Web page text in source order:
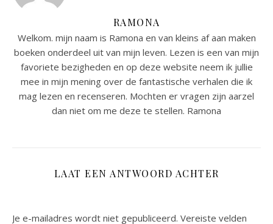
RAMONA
Welkom. mijn naam is Ramona en van kleins af aan maken
boeken onderdeel uit van mijn leven. Lezen is een van mijn
favoriete bezigheden en op deze website neem ik jullie
mee in mijn mening over de fantastische verhalen die ik
mag lezen en recenseren. Mochten er vragen zijn aarzel
dan niet om me deze te stellen. Ramona
LAAT EEN ANTWOORD ACHTER
Je e-mailadres wordt niet gepubliceerd. Vereiste velden